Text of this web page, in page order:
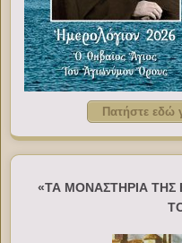
Πατήστε εδώ
«ΤΑ ΜΟΝΑΣΤΗΡΙΑ ΤΗΣ